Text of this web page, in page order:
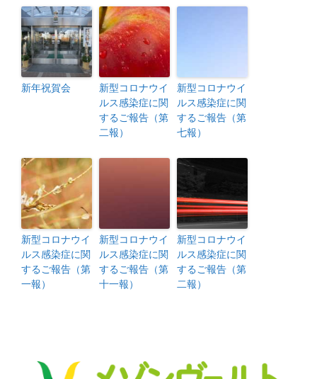
新年祝賀会
新型コロナウイ
ルス感染症に関
するご報告（第
二報）
新型コロナウイ
ルス感染症に関
するご報告（第
七報）
新型コロナウイ
ルス感染症に関
するご報告（第
一報）
新型コロナウイ
ルス感染症に関
するご報告（第
十一報）
新型コロナウイ
ルス感染症に関
するご報告（第
二報）